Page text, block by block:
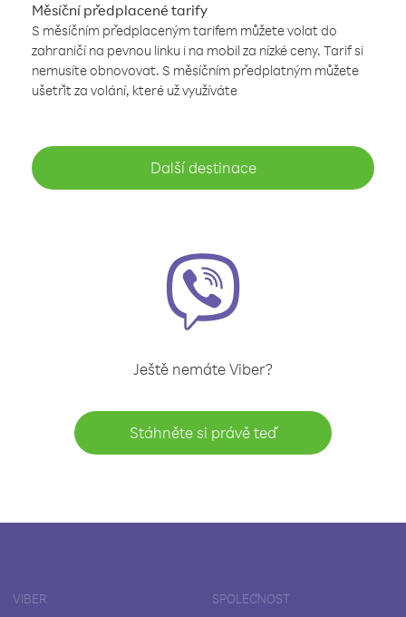
Měsíční předplacené tarify
S měsíčním předplaceným tarifem můžete volat do
zahraničí na pevnou linku i na mobil za nízké ceny. Tarif si
nemusíte obnovovat. S měsíčním předplatným můžete
ušetřit za volání, které už využíváte
Další destinace
Ještě nemáte Viber?
Stáhněte si právě teď
VIBER SPOLEČNOST